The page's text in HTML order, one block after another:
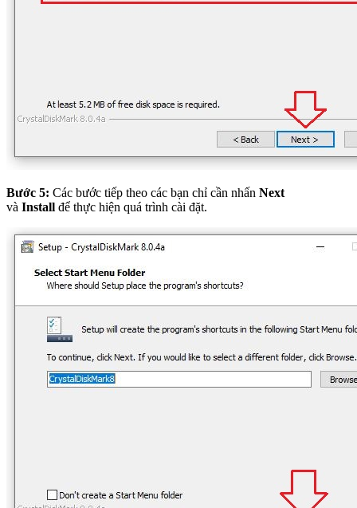
Bước 5: Các bước tiếp theo các bạn chỉ cần nhấn Next
và Install để thực hiện quá trình cài đặt.